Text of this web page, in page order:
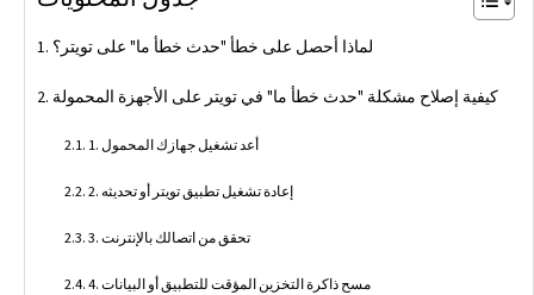
لماذا أحصل على خطأ "حدث خطأ ما" على تويتر؟
كيفية إصلاح مشكلة "حدث خطأ ما" في تويتر على الأجهزة المحمولة
1. أعد تشغيل جهازك المحمول
2. إعادة تشغيل تطبيق تويتر أو تحديثه
3. تحقق من اتصالك بالإنترنت
4. مسح ذاكرة التخزين المؤقت للتطبيق أو البيانات